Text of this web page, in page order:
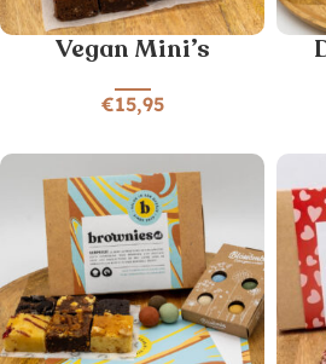
Vegan Mini’s
€15,95